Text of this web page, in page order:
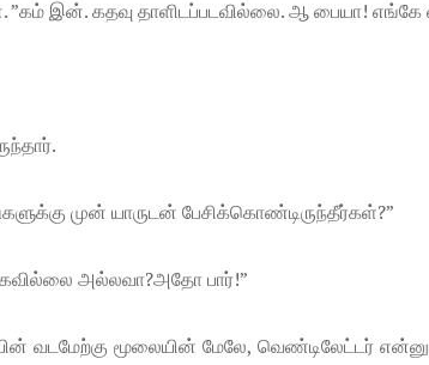
”கம் இன். கதவு தாளிடப்படவில்லை. ஆ பையா! எங்கே
முன் யாருடன் பேசிக்கொண்டிருந்தீர்கள்?”
அல்லவா?அதோ பார்!”
வடமேற்கு மூலையின் மேலே, வெண்டிலேட்டர்